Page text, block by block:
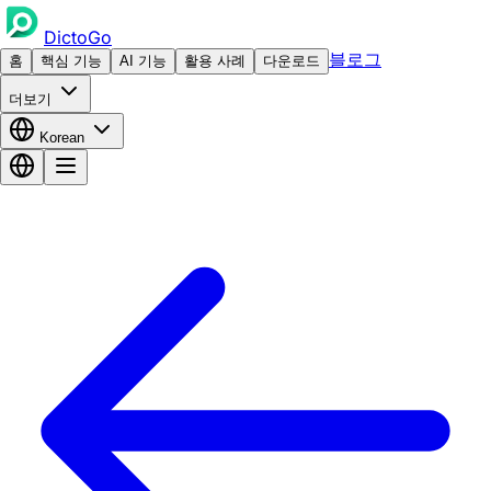
DictoGo
홈 핵심 기능 AI 기능 활용 사례 다운로드 블로그
더보기
Korean